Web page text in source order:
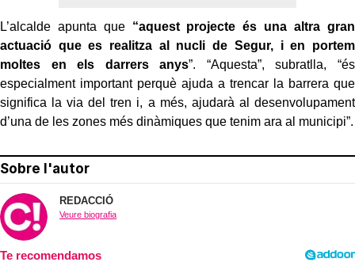
L’alcalde apunta que “aquest projecte és una altra gran
actuació que es realitza al nucli de Segur, i en portem
moltes en els darrers anys”. “Aquesta”, subratlla, “és
especialment important perquè ajuda a trencar la barrera que
significa la via del tren i, a més, ajudarà al desenvolupament
d’una de les zones més dinàmiques que tenim ara al municipi”.
Sobre l'autor
REDACCIÓ
Veure biografia